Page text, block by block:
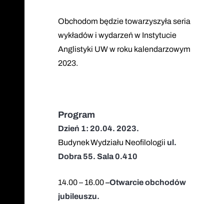
Obchodom będzie towarzyszyła seria
wykładów i wydarzeń w Instytucie
Anglistyki UW w roku kalendarzowym
2023.
Program
Dzień 1: 20.04. 2023.
Budynek Wydziału Neofilologii ul.
Dobra 55. Sala 0.410
14.00 – 16.00–Otwarcie obchodów
jubileuszu.